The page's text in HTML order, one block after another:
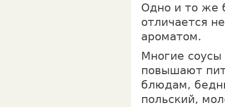
Одно и то же
отличается
ароматом.
Многие
повышают
блюдам,
польский,